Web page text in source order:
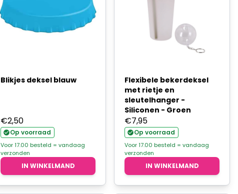
Blikjes deksel blauw
€2,50
Op voorraad
Voor 17.00 besteld = vandaag
verzonden
IN WINKELMAND
Flexibele bekerdeksel
met rietje en
sleutelhanger -
Siliconen - Groen
€7,95
Op voorraad
Voor 17.00 besteld = vandaag
verzonden
IN WINKELMAND